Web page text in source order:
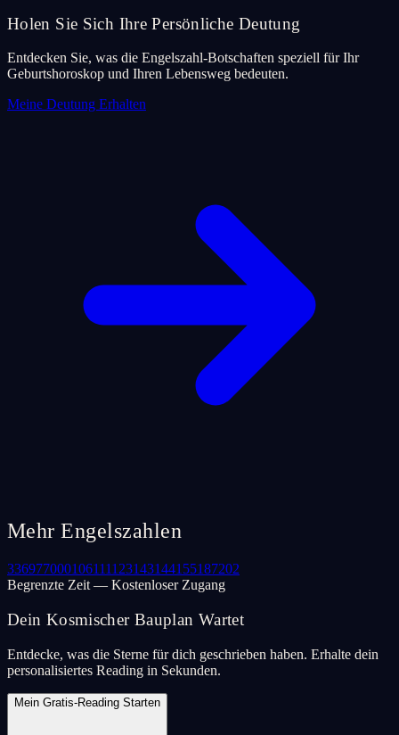
Holen Sie Sich Ihre Persönliche Deutung
Entdecken Sie, was die Engelszahl-Botschaften speziell für Ihr
Geburtshoroskop und Ihren Lebensweg bedeuten.
Meine Deutung Erhalten
Mehr Engelszahlen
336977000106111123143144155187202
Begrenzte Zeit — Kostenloser Zugang
Dein Kosmischer Bauplan Wartet
Entdecke, was die Sterne für dich geschrieben haben. Erhalte dein
personalisiertes Reading in Sekunden.
Mein Gratis-Reading Starten